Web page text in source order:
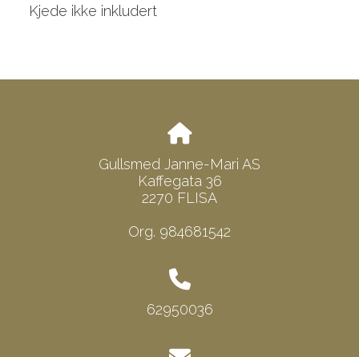
Kjede ikke inkludert
Gullsmed Janne-Mari AS
Kaffegata 36
2270 FLISA
Org. 984681542
62950036